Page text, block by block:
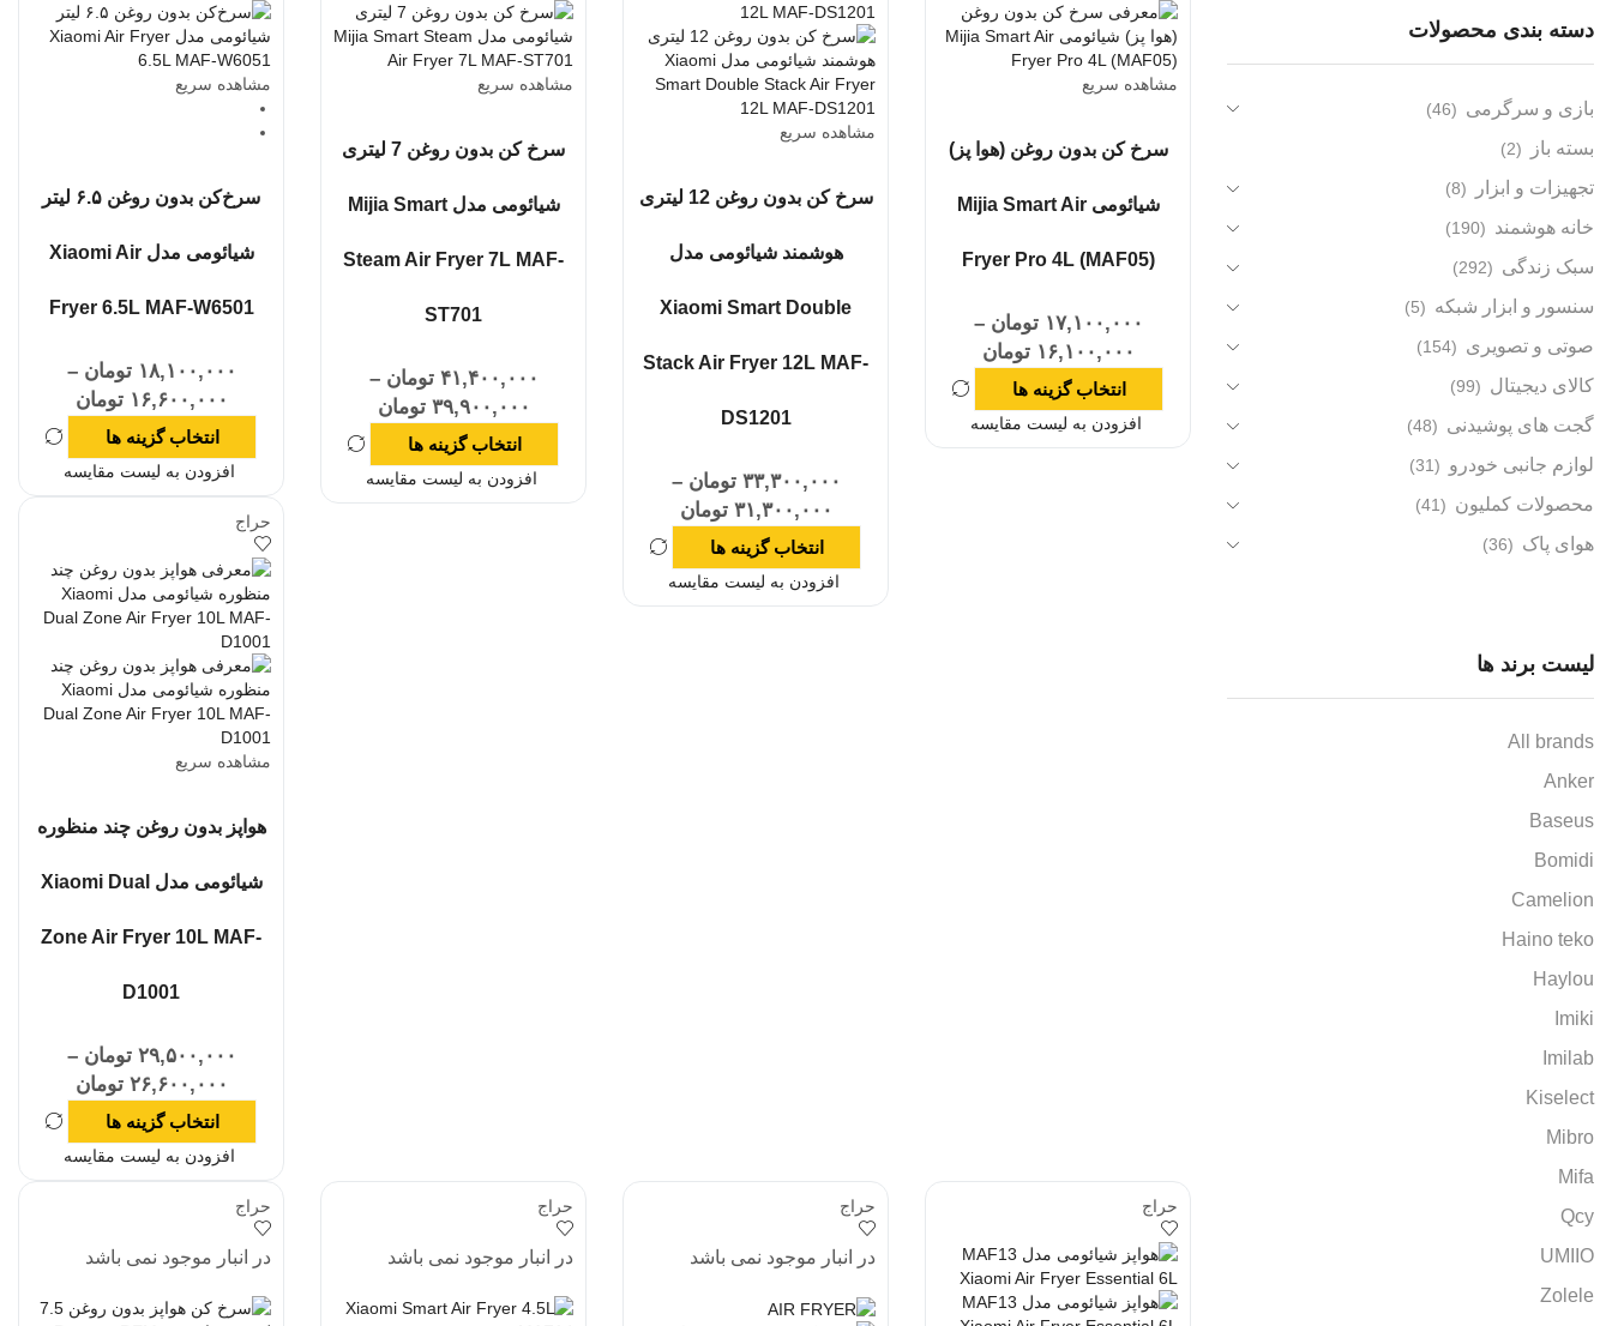
مشاهده سریع
سرخ کن بدون روغن (هوا پز)
شیائومی Mijia Smart Air
Fryer Pro 4L (MAF05)
۱۷,۱۰۰,۰۰۰ تومان –
۱۶,۱۰۰,۰۰۰ تومان
انتخاب گزینه ها
افزودن به لیست مقایسه
مشاهده سریع
سرخ کن بدون روغن 12 لیتری
هوشمند شیائومی مدل
Xiaomi Smart Double
Stack Air Fryer 12L MAF-
DS1201
۳۳,۳۰۰,۰۰۰ تومان –
۳۱,۳۰۰,۰۰۰ تومان
انتخاب گزینه ها
افزودن به لیست مقایسه
مشاهده سریع
سرخ کن بدون روغن 7 لیتری
شیائومی مدل Mijia Smart
Steam Air Fryer 7L MAF-
ST701
۴۱,۴۰۰,۰۰۰ تومان –
۳۹,۹۰۰,۰۰۰ تومان
انتخاب گزینه ها
افزودن به لیست مقایسه
مشاهده سریع
سرخ‌کن بدون روغن ۶.۵ لیتر
شیائومی مدل Xiaomi Air
Fryer 6.5L MAF-W6501
۱۸,۱۰۰,۰۰۰ تومان –
۱۶,۶۰۰,۰۰۰ تومان
انتخاب گزینه ها
افزودن به لیست مقایسه
حراج
مشاهده سریع
هواپز بدون روغن چند منظوره
شیائومی مدل Xiaomi Dual
Zone Air Fryer 10L MAF-
D1001
۲۹,۵۰۰,۰۰۰ تومان –
۲۶,۶۰۰,۰۰۰ تومان
انتخاب گزینه ها
افزودن به لیست مقایسه
حراج حراج
در انبار موجود نمی باشد
حراج
در انبار موجود نمی باشد
حراج
در انبار موجود نمی باشد
دسته بندی محصولات
بازی و سرگرمی (46)
بسته باز (2)
تجهیزات و ابزار (8)
خانه هوشمند (190)
سبک زندگی (292)
سنسور و ابزار شبکه (5)
صوتی و تصویری (154)
کالای دیجیتال (99)
گجت های پوشیدنی (48)
لوازم جانبی خودرو (31)
محصولات کملیون (41)
هوای پاک (36)
لیست برند ها
All brands
Anker
Baseus
Bomidi
Camelion
Haino teko
Haylou
Imiki
Imilab
Kiselect
Mibro
Mifa
Qcy
UMIIO
Zolele